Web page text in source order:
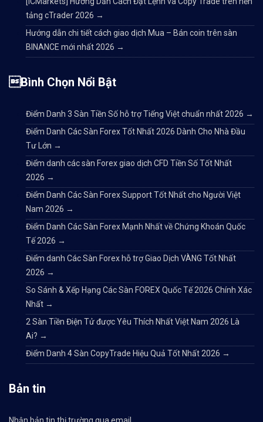
tảng cTrader 2026 →
Hướng dẫn chi tiết cách giao dịch Mua – Bán coin trên sàn
BINANCE mới nhất 2026 →
Bình Chọn Nổi Bật
Điểm Danh 3 Sàn Tiền Số hỗ trợ Tiếng Việt chuẩn nhất 2026 →
Điểm Danh Các Sàn Forex Tốt Nhất 2026 Dành Cho Nhà Đầu
Tư Lớn →
Điểm danh các sàn Forex giao dịch CFD Tiền Số Tốt Nhất
2026 →
Điểm Danh Các Sàn Forex Support Tốt Nhất cho Người Việt
Nam 2026 →
Điểm Danh Các Sàn Forex Mạnh Nhất về Chứng Khoán Quốc
Tế 2026 →
Điểm danh Các Sàn Forex hỗ trợ Giao Dịch VÀNG Tốt Nhất
2026 →
So Sánh & Xếp Hạng Các Sàn FOREX Quốc Tế 2026 Chính Xác
Nhất →
2 Sàn Tiền Điện Tử được Yêu Thích Nhất Việt Nam 2026 Là
Ai? →
Điểm Danh 4 Sàn CopyTrade Hiệu Quả Tốt Nhất 2026 →
Bản tin